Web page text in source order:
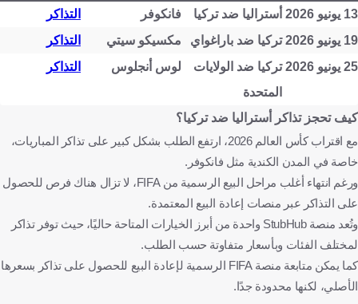
13 يونيو 2026
أستراليا ضد تركيا فانكوفر
التذاكر
19 يونيو 2026
تركيا ضد باراغواي مكسيكو سيتي
التذاكر
25 يونيو 2026
تركيا ضد الولايات
المتحدة
لوس أنجلوس التذاكر
كيف تحجز تذاكر أستراليا ضد تركيا؟
مع اقتراب كأس العالم 2026، ارتفع الطلب بشكل كبير على تذاكر المباريات،
خاصة في المدن الكندية مثل فانكوفر.
ورغم انتهاء أغلب مراحل البيع الرسمية من FIFA، لا تزال هناك فرص للحصول
على التذاكر عبر منصات إعادة البيع المعتمدة.
وتُعد منصة StubHub واحدة من أبرز الخيارات المتاحة حاليًا، حيث توفر تذاكر
لمختلف الفئات وبأسعار متفاوتة حسب الطلب.
كما يمكن متابعة منصة FIFA الرسمية لإعادة البيع للحصول على تذاكر بسعرها
الأصلي، لكنها محدودة جدًا.